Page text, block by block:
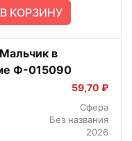
В КОРЗИНУ
в
Ф-015090
59,70 ₽
Сфера
Без названия
2026